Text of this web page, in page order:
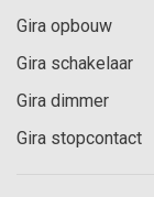
Gira opbouw
Gira schakelaar
Gira dimmer
Gira stopcontact